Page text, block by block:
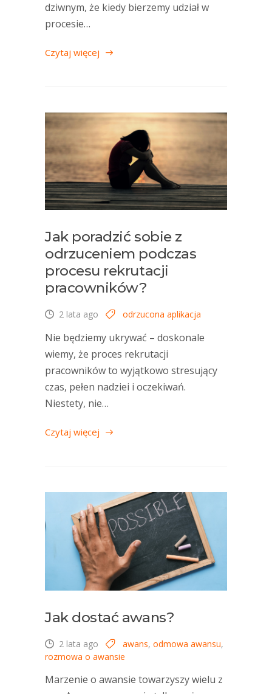
dziwnym, że kiedy bierzemy udział w
procesie…
Czytaj więcej
Jak poradzić sobie z
odrzuceniem podczas
procesu rekrutacji
pracowników?
2 lata ago odrzucona aplikacja
Nie będziemy ukrywać – doskonale
wiemy, że proces rekrutacji
pracowników to wyjątkowo stresujący
czas, pełen nadziei i oczekiwań.
Niestety, nie…
Czytaj więcej
Jak dostać awans?
2 lata ago awans, odmowa awansu,
rozmowa o awansie
Marzenie o awansie towarzyszy wielu z